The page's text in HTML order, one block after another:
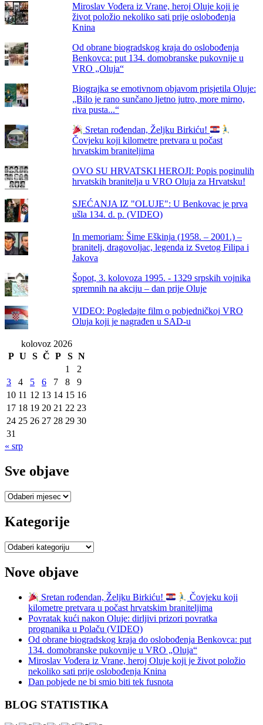
Miroslav Vođera iz Vrane, heroj Oluje koji je
život položio nekoliko sati prije oslobođenja
Knina
Od obrane biogradskog kraja do oslobođenja
Benkovca: put 134. domobranske pukovnije u
VRO „Oluja“
Biograjka se emotivnom objavom prisjetila Oluje:
„Bilo je rano sunčano ljetno jutro, more mirno,
riva pusta...“
Sretan rođendan, Željku Birkiću!
Čovjeku koji kilometre pretvara u počast
hrvatskim braniteljima
OVO SU HRVATSKI HEROJI: Popis poginulih
hrvatskih branitelja u VRO Oluja za Hrvatsku!
SJEĆANJA IZ "OLUJE": U Benkovac je prva
ušla 134. d. p. (VIDEO)
In memoriam: Šime Eškinja (1958. – 2001.) –
branitelj, dragovoljac, legenda iz Svetog Filipa i
Jakova
Šopot, 3. kolovoza 1995. - 1329 srpskih vojnika
spremnih na akciju – dan prije Oluje
VIDEO: Pogledajte film o pobjedničkoj VRO
Oluja koji je nagrađen u SAD-u
kolovoz 2026
P U S Č P S N
1
2
3
4 5 6 7 8
9
10 11 12 13 14 15 16
17 18 19 20 21 22 23
24 25 26 27 28 29 30
31
« srp
Sve objave
Sve
Kategorije
Kategorije
Nove objave
Sretan rođendan, Željku Birkiću!
Čovjeku koji
kilometre pretvara u počast hrvatskim braniteljima
Povratak kući nakon Oluje: dirljivi prizori povratka
prognanika u Polaču (VIDEO)
Od obrane biogradskog kraja do oslobođenja Benkovca: put
134. domobranske pukovnije u VRO „Oluja“
Miroslav Vođera iz Vrane, heroj Oluje koji je život položio
nekoliko sati prije oslobođenja Knina
Dan pobjede ne bi smio biti tek fusnota
BLOG STATISTIKA